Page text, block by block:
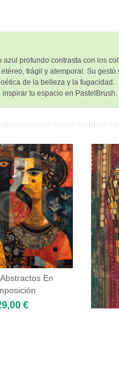
profundo contrasta con los
frágil y atemporal. Su
de la belleza y la fugacidad.
tu espacio en PastelBrush.
En
€